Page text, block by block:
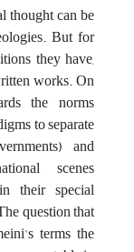
can be
But for
they have,
works. On
the norms
to separate
and
scenes
their special
question that
terms the